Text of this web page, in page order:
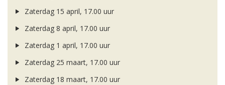
Zaterdag 15 april, 17.00 uur
Zaterdag 8 april, 17.00 uur
Zaterdag 1 april, 17.00 uur
Zaterdag 25 maart, 17.00 uur
Zaterdag 18 maart, 17.00 uur